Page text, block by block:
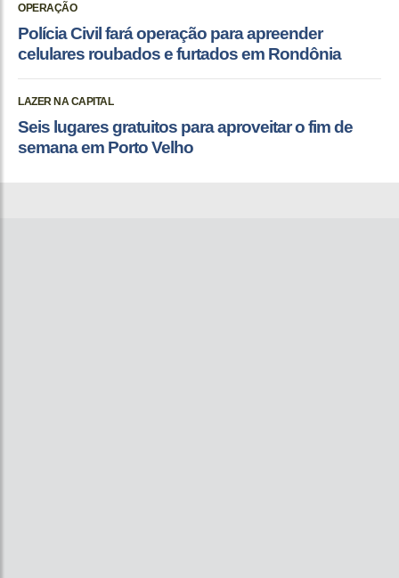
OPERAÇÃO
Polícia Civil fará operação para apreender
celulares roubados e furtados em Rondônia
LAZER NA CAPITAL
Seis lugares gratuitos para aproveitar o fim de
semana em Porto Velho